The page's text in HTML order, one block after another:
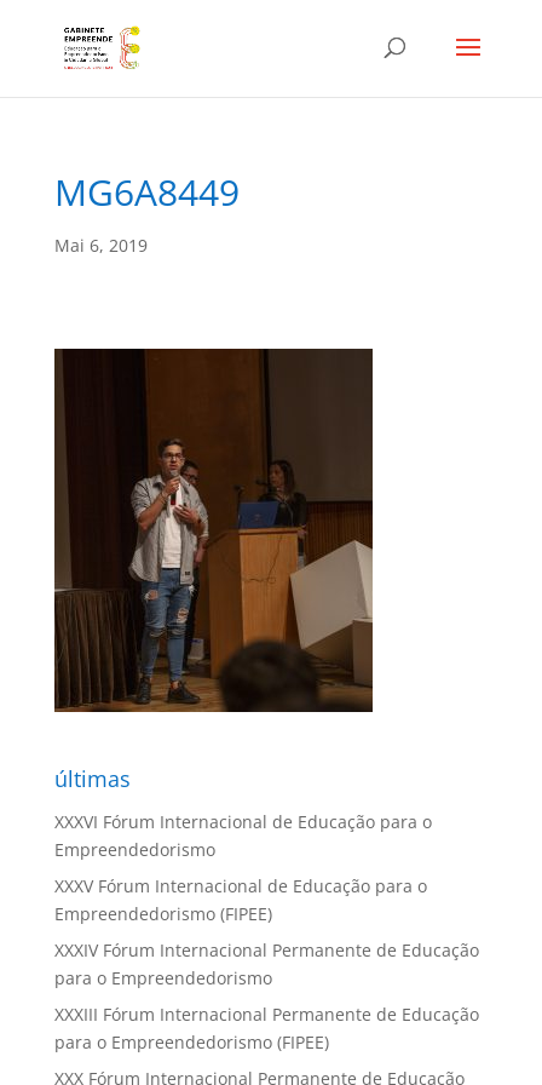
MG6A8449
Mai 6, 2019
últimas
XXXVI Fórum Internacional de Educação para o
Empreendedorismo
XXXV Fórum Internacional de Educação para o
Empreendedorismo (FIPEE)
XXXIV Fórum Internacional Permanente de Educação
para o Empreendedorismo
XXXIII Fórum Internacional Permanente de Educação
para o Empreendedorismo (FIPEE)
XXX Fórum Internacional Permanente de Educação